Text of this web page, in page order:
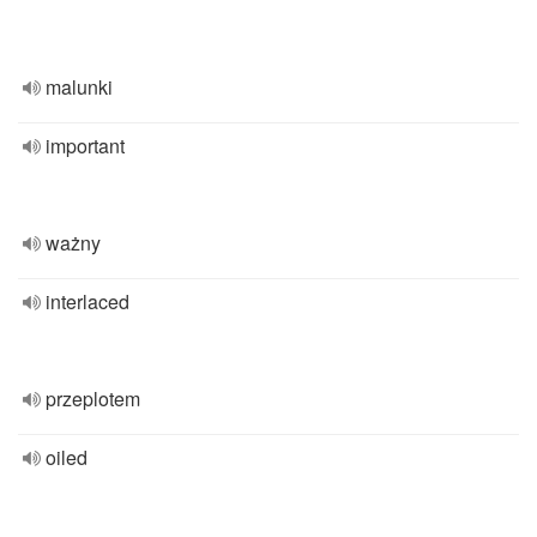
malunki
important
ważny
interlaced
przeplotem
oiled